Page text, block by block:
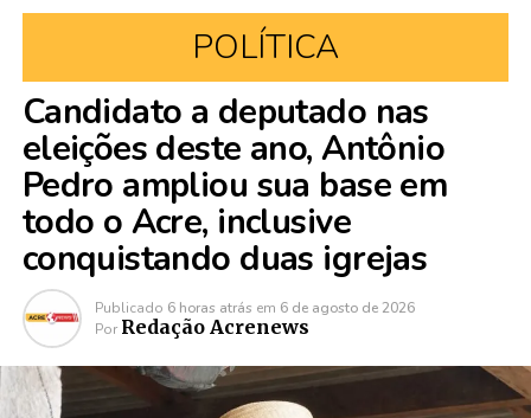
POLÍTICA
Candidato a deputado nas
eleições deste ano, Antônio
Pedro ampliou sua base em
todo o Acre, inclusive
conquistando duas igrejas
Publicado 6 horas atrás em 6 de agosto de 2026
Por Redação Acrenews